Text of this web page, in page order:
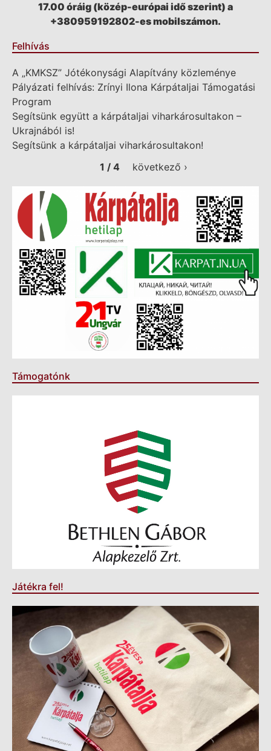
17.00 óráig (közép-európai idő szerint) a
+380959192802-es mobilszámon.
Felhívás
A „KMKSZ” Jótékonysági Alapítvány közleménye
Pályázati felhívás: Zrínyi Ilona Kárpátaljai Támogatási
Program
Segítsünk együtt a kárpátaljai viharkárosultakon –
Ukrajnából is!
Segítsünk a kárpátaljai viharkárosultakon!
1 / 4
következő ›
Támogatónk
Játékra fel!